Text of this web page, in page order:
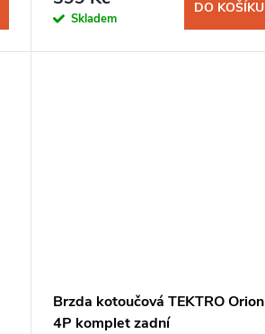
Skladem
DO KOŠÍKU
Brzda kotoučová TEKTRO Orion
4P komplet zadní